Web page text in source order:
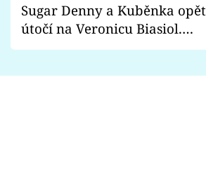
Sugar Denny a Kuběnka opět
útočí na Veronicu Biasiol.
Proč je podle nich falešná a